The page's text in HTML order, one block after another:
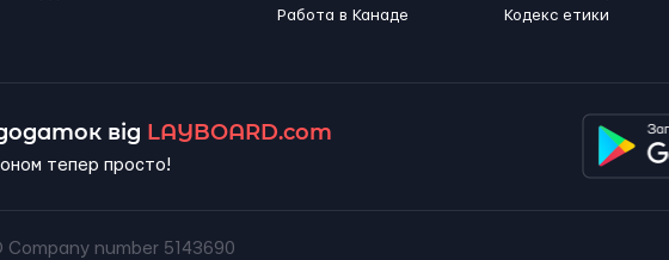
Работа в Канадe
Кодекс етики
від LAYBOARD.com
тепер просто!
Company number 5143690